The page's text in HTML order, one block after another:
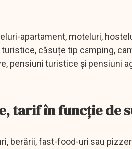
apartament, moteluri,
căsuțe tip camping,
pensiuni turistice și pensiuni
tarif în funcție de
berării, fast-food-uri sau